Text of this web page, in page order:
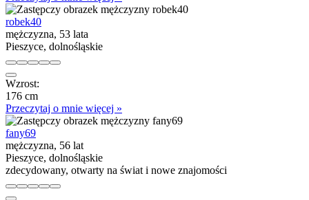
robek40
mężczyzna, 53 lata
Pieszyce, dolnośląskie
Wzrost:
176 cm
Przeczytaj o mnie więcej »
fany69
mężczyzna, 56 lat
Pieszyce, dolnośląskie
zdecydowany, otwarty na świat i nowe znajomości